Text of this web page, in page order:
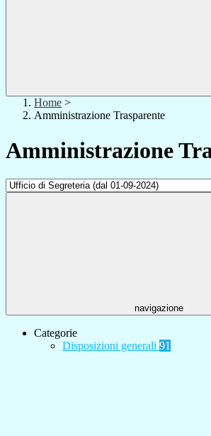
Home >
Amministrazione Trasparente
Amministrazione
navigazione
Categorie
Disposizioni generali 91